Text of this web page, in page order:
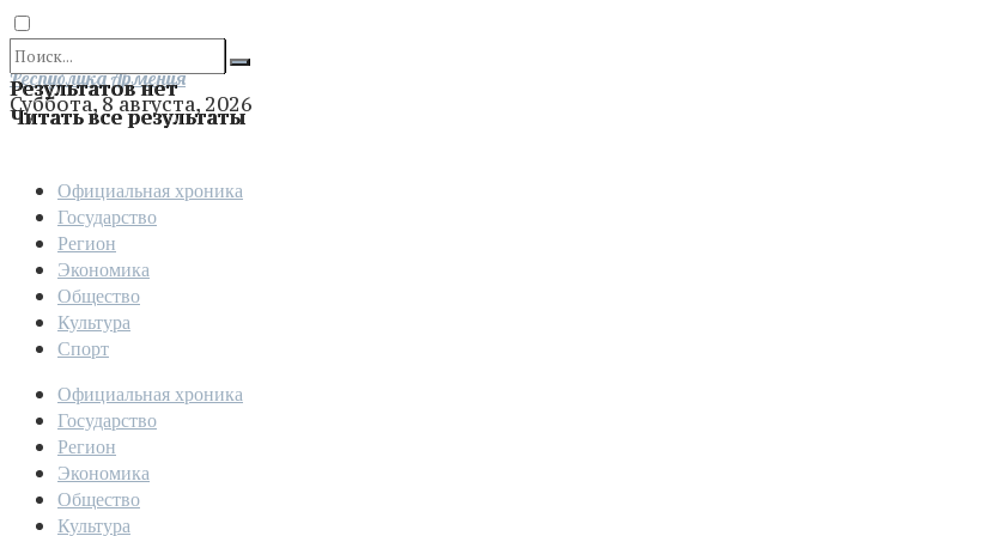
Результатов нет
Читать все результаты
Отправить
Республика Армения
Суббота, 8 августа, 2026
Официальная хроника
Государство
Регион
Экономика
Общество
Культура
Спорт
Официальная хроника
Государство
Регион
Экономика
Общество
Культура